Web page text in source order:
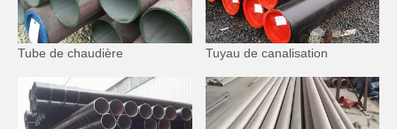
Tube de chaudière Tuyau de canalisation